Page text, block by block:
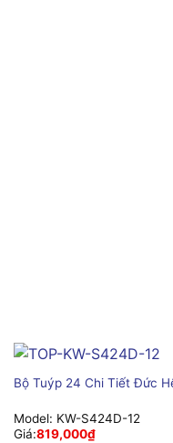
Bộ Tuýp 24 Chi Tiết Đức
Model: KW-S424D-12
Giá:819,000₫